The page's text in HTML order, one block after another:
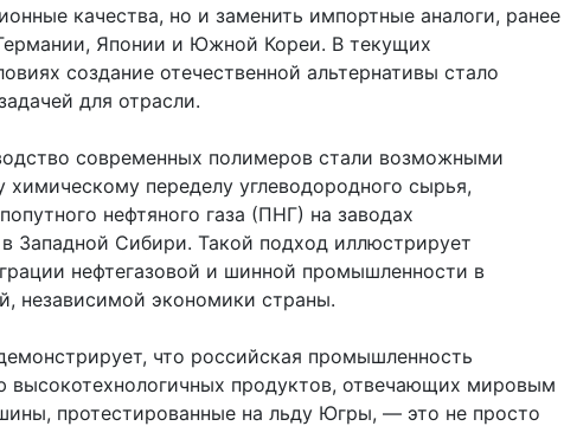
качества, но и заменить импортные аналоги, ранее
Японии и Южной Кореи. В текущих
создание отечественной альтернативы стало
для отрасли.
современных полимеров стали возможными
химическому переделу углеводородного сырья,
нефтяного газа (ПНГ) на заводах
Западной Сибири. Такой подход иллюстрирует
нефтегазовой и шинной промышленности в
независимой экономики страны.
что российская промышленность
высокотехнологичных продуктов, отвечающих мировым
протестированные на льду Югры, — это не просто